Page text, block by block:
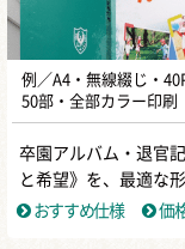
ジ
例／A4・無線綴じ・
50部・全部カラー印刷
卒園アルバム・退官
と希望》を、最適な
おすすめ仕様
価